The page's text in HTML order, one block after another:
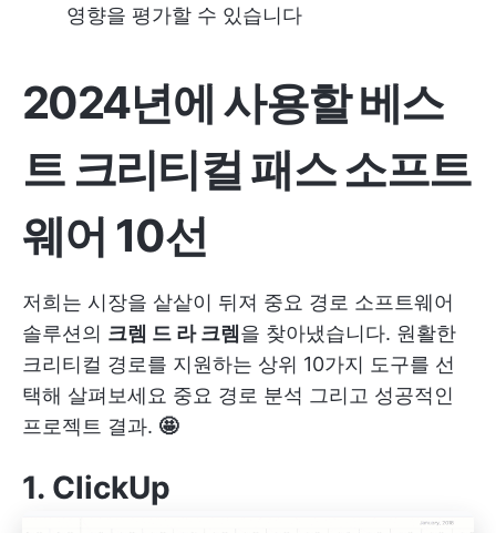
영향을 평가할 수 있습니다
2024년에 사용할 베스
트 크리티컬 패스 소프트
웨어 10선
저희는 시장을 샅샅이 뒤져 중요 경로 소프트웨어
솔루션의 크렘 드 라 크렘 을 찾아냈습니다. 원활한
크리티컬 경로를 지원하는 상위 10가지 도구를 선
택해 살펴보세요 중요 경로 분석 그리고 성공적인
프로젝트 결과. 🤩
1. ClickUp